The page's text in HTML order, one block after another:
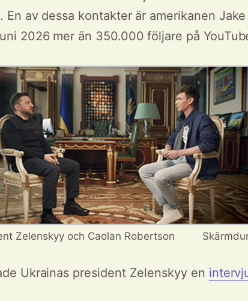
En av dessa kontakter är amerikanen
2026 mer än 350.000 följare på
Zelenskyy och Caolan Robertson
Ukrainas president Zelenskyy en